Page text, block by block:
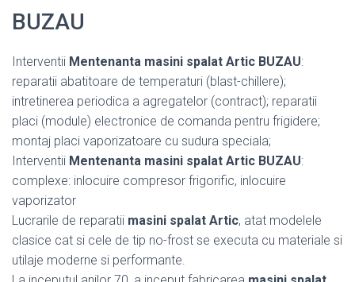
BUZAU
Interventii Mentenanta masini spalat Artic BUZAU:
reparatii abatitoare de temperaturi (blast-chillere);
intretinerea periodica a agregatelor (contract); reparatii
placi (module) electronice de comanda pentru frigidere;
montaj placi vaporizatoare cu sudura speciala;
Interventii Mentenanta masini spalat Artic BUZAU:
complexe: inlocuire compresor frigorific, inlocuire
vaporizator
Lucrarile de reparatii masini spalat Artic, atat modelele
clasice cat si cele de tip no-frost se executa cu materiale si
utilaje moderne si performante.